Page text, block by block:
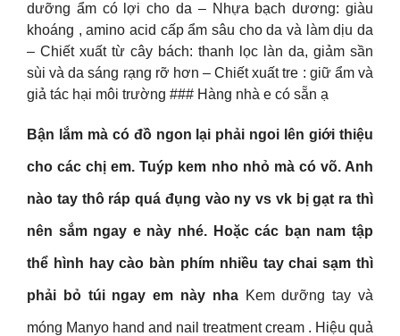
dưỡng ẩm có lợi cho da – Nhựa bạch dương: giàu
khoáng , amino acid cấp ẩm sâu cho da và làm dịu da
– Chiết xuất từ cây bách: thanh lọc làn da, giảm sần
sùi và da sáng rạng rỡ hơn – Chiết xuất tre : giữ ẩm và
giả tác hại môi trường ### Hàng nhà e có sẵn ạ
Bận lắm mà có đồ ngon lại phải ngoi lên giới thiệu
cho các chị em. Tuýp kem nho nhỏ mà có võ. Anh
nào tay thô ráp quá đụng vào ny vs vk bị gạt ra thì
nên sắm ngay e này nhé. Hoặc các bạn nam tập
thể hình hay cào bàn phím nhiều tay chai sạm thì
phải bỏ túi ngay em này nhaKem dưỡng tay và
móng Manyo hand and nail treatment cream . Hiệu quả